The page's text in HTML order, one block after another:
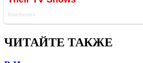
ЧИТАЙТЕ ТАКЖЕ